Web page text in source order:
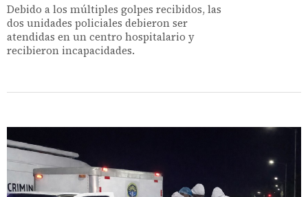
Debido a los múltiples golpes recibidos, las
dos unidades policiales debieron ser
atendidas en un centro hospitalario y
recibieron incapacidades.